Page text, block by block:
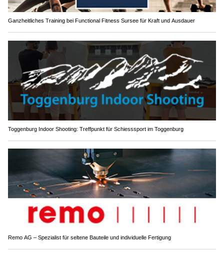
Ganzheitliches Training bei Functional Fitness Sursee für Kraft und Ausdauer
Toggenburg Indoor Shooting: Treffpunkt für Schiesssport im Toggenburg
Remo AG – Spezialist für seltene Bauteile und individuelle Fertigung